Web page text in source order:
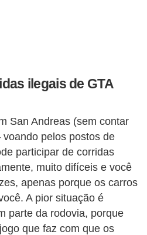
ilegais de GTA
San Andreas (sem contar
pelos postos de
participar de corridas
muito difíceis e você
apenas porque os carros
A pior situação é
parte da rodovia, porque
que faz com que os